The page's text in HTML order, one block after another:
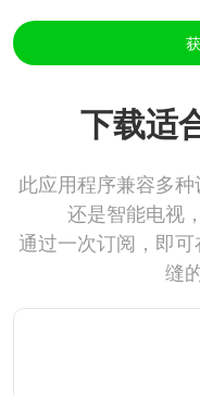
下载适
此应用程序兼容多
还是智能电视
通过一次订阅，即
缝